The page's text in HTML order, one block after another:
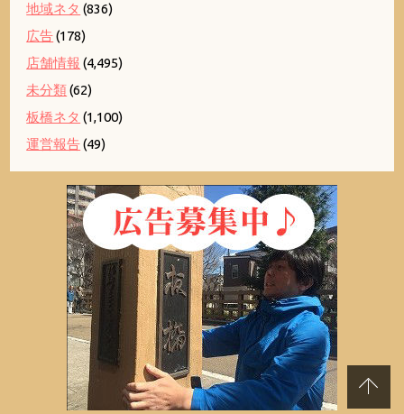
地域ネタ (836)
広告(178)
店舗情報 (4,495)
未分類(62)
板橋ネタ (1,100)
運営報告(49)